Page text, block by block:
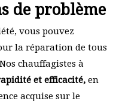
de problème
vous pouvez
la réparation de tous
chauffagistes à
et efficacité, en
acquise sur le